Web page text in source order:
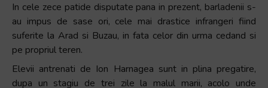
cititorul
ecran
pentru
In cele zece patide disputate pana in prezent, barladenii s-
au impus de sase ori, cele mai drastice infrangeri fiind
suferite la Arad si Buzau, in fata celor din urma cedand si
pe propriul teren.
Elevii antrenati de Ion Harnagea sunt in plina pregatire,
dupa un stagiu de trei zile la malul marii, acolo unde